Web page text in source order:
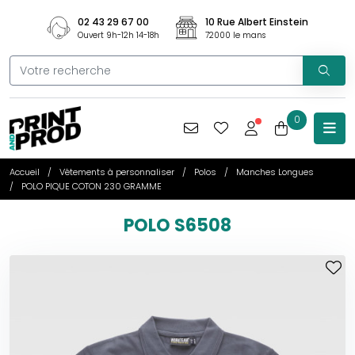
02 43 29 67 00
Ouvert 9h-12h 14-18h
10 Rue Albert Einstein
72000 le mans
0
Accueil Vêtements à personnaliser Polos
Manches Longues
POLO PIQUE COTON 230 GRAMME
POLO S6508